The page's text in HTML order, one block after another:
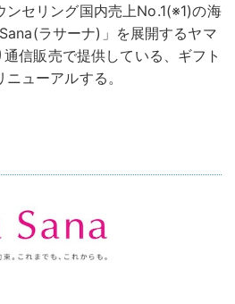
ンセリング国内売上No.1(※1)の海
ラサーナ)」を展開するヤマ
信販売で提供している、ギフト
ューアルする。